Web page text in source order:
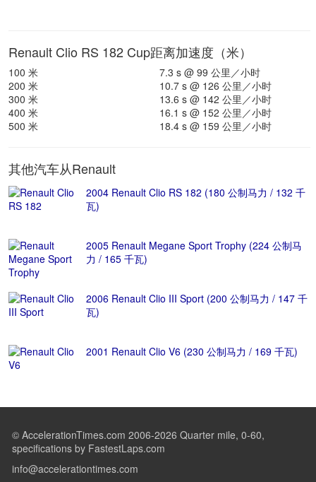
Renault Clio RS 182 Cup距离加速度（米）
100 米
7.3 s @ 99 公里／小时
200 米
10.7 s @ 126 公里／小时
300 米
13.6 s @ 142 公里／小时
400 米
16.1 s @ 152 公里／小时
500 米
18.4 s @ 159 公里／小时
其他汽车从Renault
2004 Renault Clio RS 182 (180 公制马力 / 132 千
瓦)
2005 Renault Megane Sport Trophy (224 公制马
力 / 165 千瓦)
2006 Renault Clio III Sport (200 公制马力 / 147 千
瓦)
2001 Renault Clio V6 (230 公制马力 / 169 千瓦)
© AccelerationTimes.com 2006-2026 Quarter mile, 0-60,
specifications by FastestLaps.com
info@accelerationtimes.com